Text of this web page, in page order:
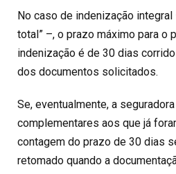
No caso de indenização integral
total” –, o prazo máximo para o
indenização é de 30 dias
dos documentos solicitados.
Se, eventualmente, a
complementares aos que já
contagem do prazo de 30 dias
retomado quando a